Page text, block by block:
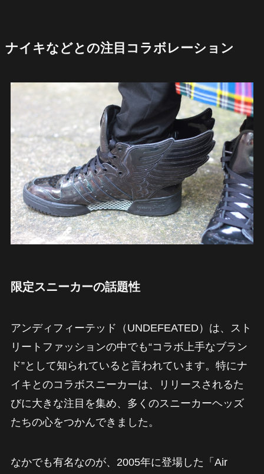
ナイキなどとの注目コラボレーション
限定スニーカーの話題性
アンディフィーテッド（UNDEFEATED）は、スト
リートファッションの中でも“コラボ上手なブラン
ド”として知られていると言われています。特にナ
イキとのコラボスニーカーは、リリースされるた
びに大きな注目を集め、多くのスニーカーヘッズ
たちの心をつかんできました。
なかでも有名なのが、2005年に登場した「Air